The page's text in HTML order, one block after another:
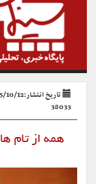
تاریخ انتشار:1395/10/12 - 15:50
38033
همه از تام